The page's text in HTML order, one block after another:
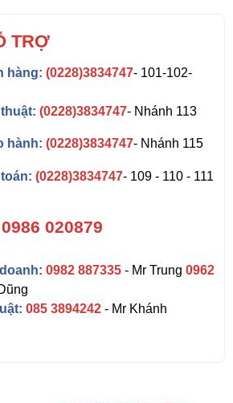
TRỢ
hàng: (0228)3834747- 101-102-
(0228)3834747- Nhánh 113
hành: (0228)3834747- Nhánh 115
toán: (0228)3834747- 109 - 110 - 111
0986 020879
0982 887335 - Mr Trung0962
085 3894242 - Mr Khánh